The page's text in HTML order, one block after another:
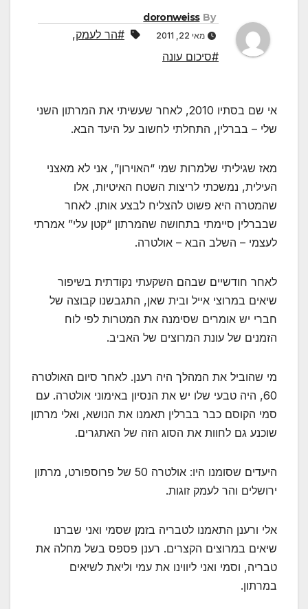
By
doronweiss
מאי 22, 2011 #הר לעמק,
#סיכום עונה
אי שם בסתיו 2010, לאחר שעשיתי את המרתון השני
שלי – בברלין, התחלתי לחשוב על היעד הבא.
מאז שגיליתי שלמרות שמי “האוירון”, אני לא מאצני
העילית, נמשכתי לריצות השטח האיטיות, אלו
שהמטרה היא פשוט להצליח לבצע אותן. לאחר
שבברלין סיימתי בתחושה שהמרתון “קטן עלי” אמרתי
לעצמי – השלב הבא – אולטרה.
לאחר חודשיים שבהם השקעתי נקודתית בשיפור
שיאים במרוצי אייל ובית שאן, התגבשנו קבוצה של
חברי יש אומרים שסימנה את המטרות לפי לוח
הזמנים של עונת המרוצים של האביב.
מי שהוביל את המהלך היה רענן. לאחר סיום האולטרה
60, היה טבעי שלו יש את הנסיון באימוני אולטרה. עם
סמי הקוסם כבר בברלין תאמנו את הנושא, ואלי מרתון
שוכנע גם לחוות את הסוג הזה של האתגרים.
היעדים שסומנו היו: אולטרה 50 של פרוספורט, מרתון
ירושלים והר לעמק זוגות.
אלי ורענן התאמנו לטבריה בזמן שסמי ואני שברנו
שיאים במרוצים הקצרים. רענן פספס בשל מחלה את
טבריה, וסמי ואני ליווינו את עמי וליאת לשיאים
במרתון.